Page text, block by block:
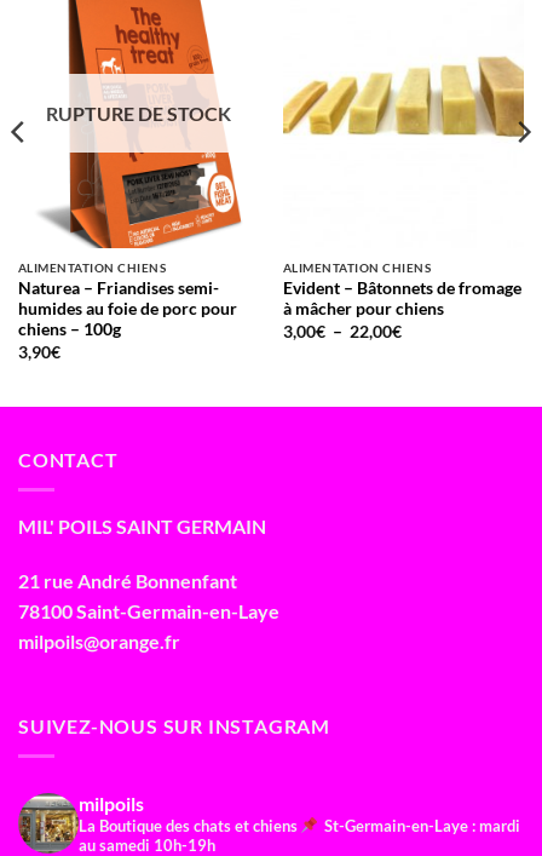
RUPTURE DE STOCK
ALIMENTATION CHIENS
Naturea – Friandises semi-
humides au foie de porc pour
chiens – 100g
3,90€
ALIMENTATION CHIENS
Evident – Bâtonnets de fromage
à mâcher pour chiens
3,00€ – 22,00€Plage
22,00€
CONTACT
MIL' POILS SAINT GERMAIN
21 rue André Bonnenfant
78100 Saint-Germain-en-Laye
milpoils@orange.fr
SUIVEZ-NOUS SUR INSTAGRAM
milpoils
La Boutique des chats et chiens
St-Germain-en-Laye : mardi
au samedi 10h-19h